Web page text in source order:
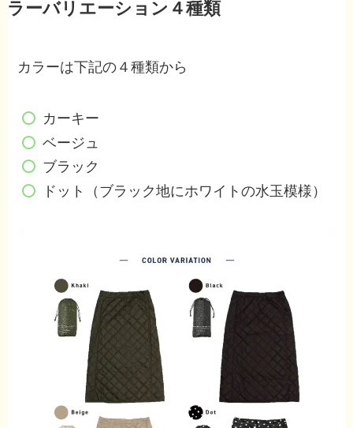
ラーバリエーション４種類
カラーは下記の４種類から
カーキー
ベージュ
ブラック
ドット（ブラック地にホワイトの水玉模様）